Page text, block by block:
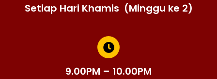
Setiap Hari Khamis (Minggu ke 2)
9.00PM – 10.00PM